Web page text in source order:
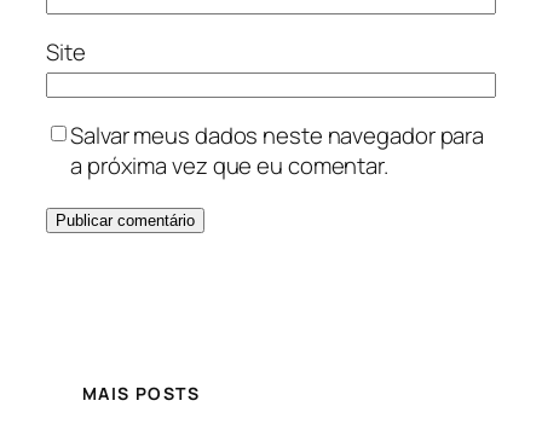
Site
Salvar meus dados neste navegador para
a próxima vez que eu comentar.
MAIS POSTS